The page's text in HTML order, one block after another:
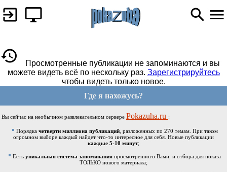
Просмотренные публикации не запоминаются и вы
можете видеть всё по нескольку раз. Зарегистрируйтесь
чтобы видеть только новое.
Где я нахожусь?
Вы сейчас на необычном развлекательном сервере Pokazuha.ru :
Порядка четверти миллиона публикаций, разложенных по 270 темам. При таком
огромном выборе каждый найдет что-то интересное для себя. Новые публикации
каждые 5-10 минут;
Есть уникальная система запоминания просмотренного Вами, и отбора для показа
ТОЛЬКО нового материала;